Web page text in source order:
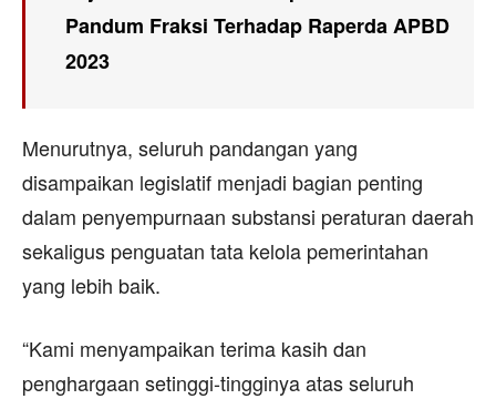
Pandum Fraksi Terhadap Raperda APBD
2023
Menurutnya, seluruh pandangan yang
disampaikan legislatif menjadi bagian penting
dalam penyempurnaan substansi peraturan daerah
sekaligus penguatan tata kelola pemerintahan
yang lebih baik.
“Kami menyampaikan terima kasih dan
penghargaan setinggi-tingginya atas seluruh